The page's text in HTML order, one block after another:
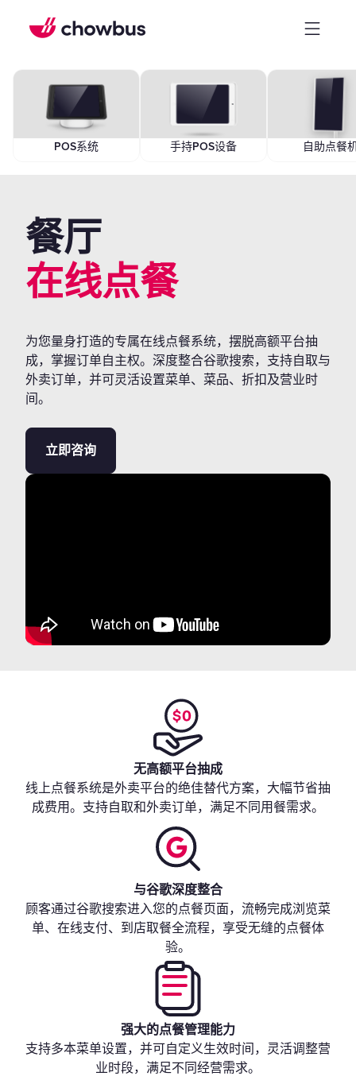
POS系统 手持POS设备 自助点餐
餐厅
在线点餐
为您量身打造的专属在线点餐系统，摆脱高额平台抽
成，掌握订单自主权。深度整合谷歌搜索，支持自取与
外卖订单，并可灵活设置菜单、菜品、折扣及营业时
间。
立即咨询
无高额平台抽成
线上点餐系统是外卖平台的绝佳替代方案，大幅节省抽
成费用。支持自取和外卖订单，满足不同用餐需求。
与谷歌深度整合
顾客通过谷歌搜索进入您的点餐页面，流畅完成浏览菜
单、在线支付、到店取餐全流程，享受无缝的点餐体
验。
强大的点餐管理能力
支持多本菜单设置，并可自定义生效时间，灵活调整营
业时段，满足不同经营需求。